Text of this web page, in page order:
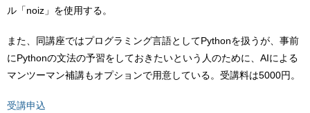
ル「noiz」を使用する。
また、同講座ではプログラミング言語としてPythonを扱うが、事前
にPythonの文法の予習をしておきたいという人のために、AIによる
マンツーマン補講もオプションで用意している。受講料は5000円。
受講申込